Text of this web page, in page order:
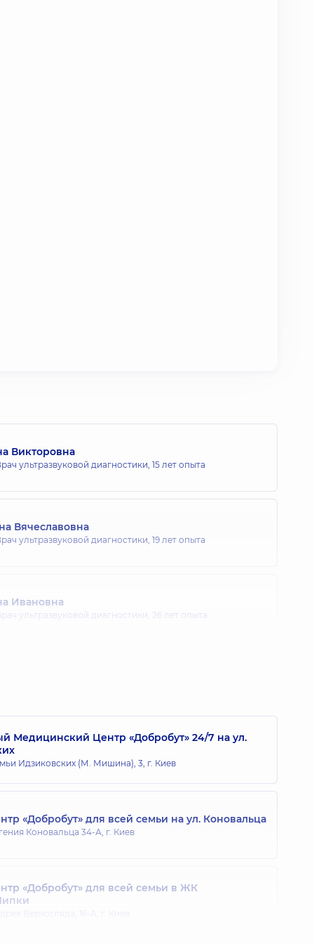
Викторовна
ультразвуковой диагностики, 15 лет опыта
Вячеславовна
ультразвуковой диагностики, 19 лет опыта
Ивановна
ультразвуковой диагностики, 26 лет опыта
Зиновьевна
ультразвуковой диагностики, 13 лет опыта
Николаевна
ультразвуковой диагностики,
Александровна
Медицинский Центр «Добробут» 24/7 на ул.
Идзиковских (М. Мишина), 3, г. Киев
«Добробут» для всей семьи на ул. Коновальца
Коновальца 34-А, г. Киев
«Добробут» для всей семьи в ЖК
Верхогляда, 16-А, г. Киев